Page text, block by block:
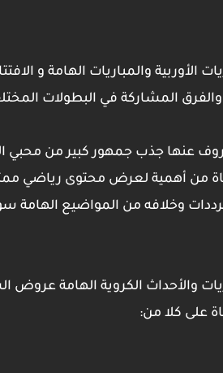
الأوربية والمباريات الهامة و
والفرق المشاركة في البطولات
عنها جذب جمهور كبير من محبي
من أهمية لعرض محتوى
وخلافه من المواضيع
والأحداث الكروية الهامة
على كلا من: